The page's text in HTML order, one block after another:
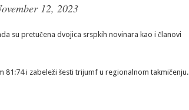
12, 2023
su pretučena dvojica srspkih novinara kao i članovi
81:74 i zabeleži šesti trijumf u regionalnom takmičenju.